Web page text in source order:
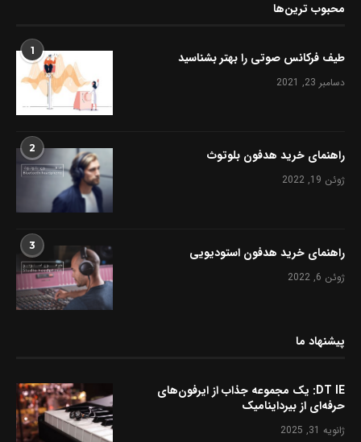
محبوب ترین‌ها
1 طیف فرکانس صوتی را بهتر بشناسید
دسامبر 23, 2021
2 راهنمای خرید هدفون بلوتوث
ژوئن 19, 2022
3 راهنمای خرید هدفون استودیویی
ژوئن 6, 2022
پیشنهاد ما
DT IE: یک مجموعه جذاب از ایرفون‌های
حرفه‌ای از بیرداینامیک
ژانویه 31, 2025